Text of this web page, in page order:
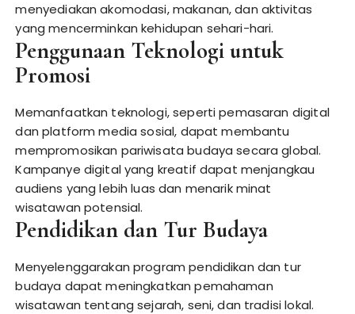
menyediakan akomodasi, makanan, dan aktivitas
yang mencerminkan kehidupan sehari-hari.
Penggunaan Teknologi untuk
Promosi
Memanfaatkan teknologi, seperti pemasaran digital
dan platform media sosial, dapat membantu
mempromosikan pariwisata budaya secara global.
Kampanye digital yang kreatif dapat menjangkau
audiens yang lebih luas dan menarik minat
wisatawan potensial.
Pendidikan dan Tur Budaya
Menyelenggarakan program pendidikan dan tur
budaya dapat meningkatkan pemahaman
wisatawan tentang sejarah, seni, dan tradisi lokal.